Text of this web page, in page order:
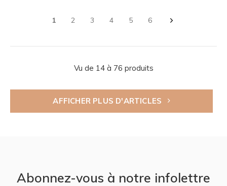
1 2 3 4 5 6
Vu de 14 à 76 produits
AFFICHER PLUS D'ARTICLES
Abonnez-vous à notre infolettre